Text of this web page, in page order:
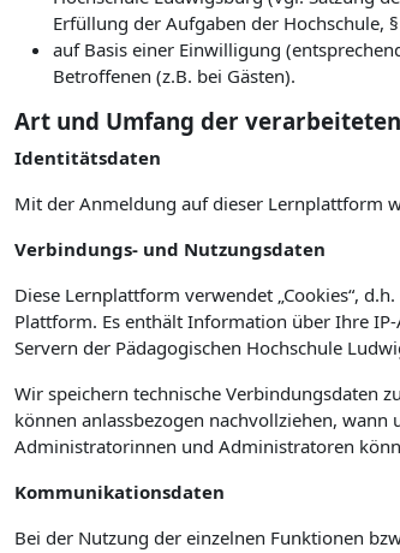
Erfüllung der Aufgaben der Hochschule,
auf Basis einer Einwilligung
Betroffenen (z.B. bei Gästen).
Art und Umfang der
Identitätsdaten
Mit der Anmeldung auf dieser Lernplattform
Verbindungs- und Nutzungsdaten
Diese Lernplattform verwendet „Cookies“,
Plattform. Es enthält Information über Ihre
Servern der Pädagogischen Hochschule
Wir speichern technische Verbindungsdaten
können anlassbezogen nachvollziehen,
Administratorinnen und Administratoren
Kommunikationsdaten
Bei der Nutzung der einzelnen Funktionen